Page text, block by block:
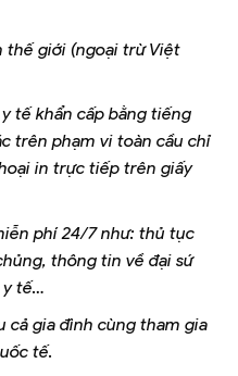
thế giới (ngoại trừ Việt
tế khẩn cấp bằng tiếng
trên phạm vi toàn cầu chỉ
in trực tiếp trên giấy
phí 24/7 như: thủ tục
thông tin về đại sứ
y tế…
cả gia đình cùng tham gia
tế.